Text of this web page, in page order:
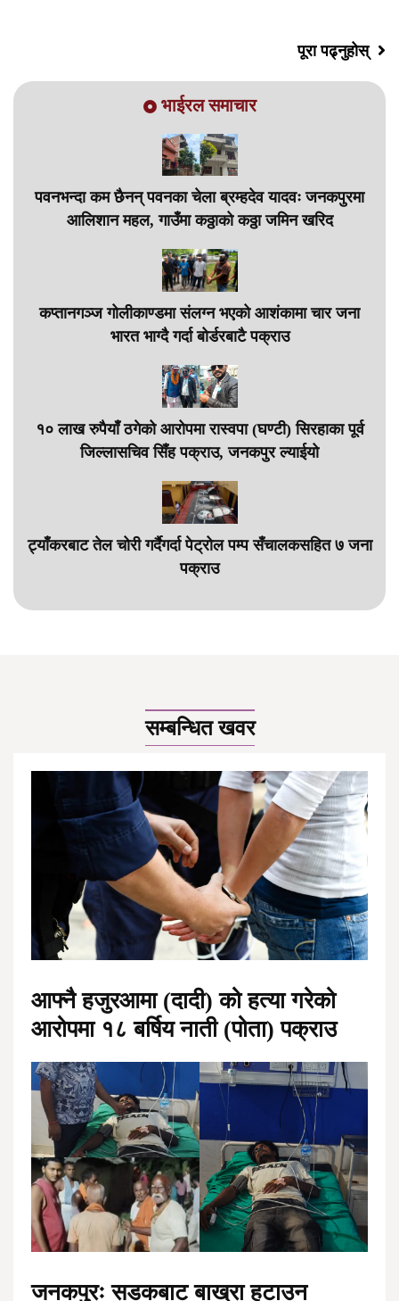
पूरा पढ्नुहोस्
भाईरल समाचार
पवनभन्दा कम छैनन् पवनका चेला ब्रम्हदेव यादवः जनकपुरमा
आलिशान महल, गाउँमा कठ्ठाको कठ्ठा जमिन खरिद
कप्तानगञ्ज गोलीकाण्डमा संलग्न भएको आशंकामा चार जना
भारत भाग्दै गर्दा बोर्डरबाटै पक्राउ
१० लाख रुपैयाँ ठगेको आरोपमा रास्वपा (घण्टी) सिरहाका पूर्व
जिल्लासचिव सिँह पक्राउ, जनकपुर ल्याईयो
ट्याँकरबाट तेल चोरी गर्दैगर्दा पेट्रोल पम्प सँचालकसहित ७ जना
पक्राउ
सम्बन्धित खवर
आफ्नै हजुरआमा (दादी) को हत्या गरेको
आरोपमा १८ बर्षिय नाती (पोता) पक्राउ
जनकपुरः सडकबाट बाख्रा हटाउन